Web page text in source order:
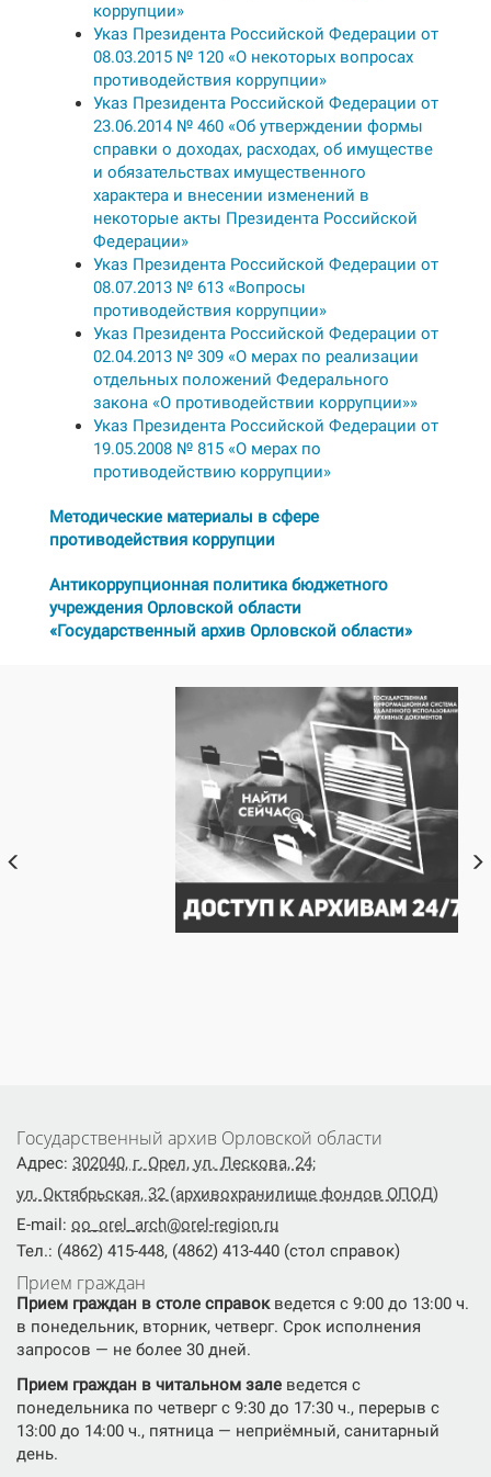
коррупции»
Указ Президента Российской Федерации от
08.03.2015 № 120 «О некоторых вопросах
противодействия коррупции»
Указ Президента Российской Федерации от
23.06.2014 № 460 «Об утверждении формы
справки о доходах, расходах, об имуществе
и обязательствах имущественного
характера и внесении изменений в
некоторые акты Президента Российской
Федерации»
Указ Президента Российской Федерации от
08.07.2013 № 613 «Вопросы
противодействия коррупции»
Указ Президента Российской Федерации от
02.04.2013 № 309 «О мерах по реализации
отдельных положений Федерального
закона «О противодействии коррупции»»
Указ Президента Российской Федерации от
19.05.2008 № 815 «О мерах по
противодействию коррупции»
Методические материалы в сфере
противодействия коррупции
Антикоррупционная политика бюджетного
учреждения Орловской области
«Государственный архив Орловской области»
Государственный архив Орловской области
Адрес: 302040, г. Орел, ул. Лескова, 24;
ул. Октябрьская, 32 (архивохранилище фондов ОПОД)
E-mail: oo_orel_arch@orel-region.ru
Тел.: (4862) 415-448, (4862) 413-440 (стол справок)
Прием граждан
Прием граждан в столе справокведется с 9:00 до 13:00 ч.
в понедельник, вторник, четверг. Срок исполнения
запросов — не более 30 дней.
Прием граждан в читальном зале ведется с
понедельника по четверг с 9:30 до 17:30 ч., перерыв с
13:00 до 14:00 ч., пятница — неприёмный, санитарный
день.